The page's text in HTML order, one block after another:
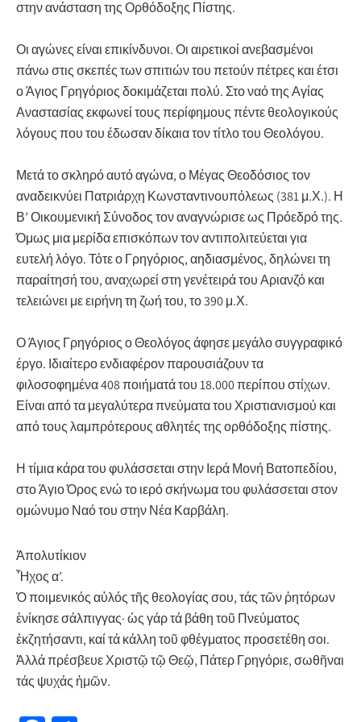
στην ανάσταση της Ορθόδοξης Πίστης.
Οι αγώνες είναι επικίνδυνοι. Οι αιρετικοί ανεβασμένοι
πάνω στις σκεπές των σπιτιών του πετούν πέτρες και έτσι
ο Άγιος Γρηγόριος δοκιμάζεται πολύ. Στο ναό της Αγίας
Αναστασίας εκφωνεί τους περίφημους πέντε θεολογικούς
λόγους που του έδωσαν δίκαια τον τίτλο του Θεολόγου.
Μετά το σκληρό αυτό αγώνα, ο Μέγας Θεοδόσιος τον
αναδεικνύει Πατριάρχη Κωνσταντινουπόλεως (381 μ.Χ.). Η
Β’ Οικουμενική Σύνοδος τον αναγνώρισε ως Πρόεδρό της.
Όμως μια μερίδα επισκόπων τον αντιπολιτεύεται για
ευτελή λόγο. Τότε ο Γρηγόριος, αηδιασμένος, δηλώνει τη
παραίτησή του, αναχωρεί στη γενέτειρά του Αριανζό και
τελειώνει με ειρήνη τη ζωή του, το 390 μ.Χ.
Ο Άγιος Γρηγόριος ο Θεολόγος άφησε μεγάλο συγγραφικό
έργο. Ιδιαίτερο ενδιαφέρον παρουσιάζουν τα
φιλοσοφημένα 408 ποιήματά του 18.000 περίπου στίχων.
Είναι από τα μεγαλύτερα πνεύματα του Χριστιανισμού και
από τους λαμπρότερους αθλητές της ορθόδοξης πίστης.
Η τίμια κάρα του φυλάσσεται στην Ιερά Μονή Βατοπεδίου,
στο Άγιο Όρος ενώ το ιερό σκήνωμα του φυλάσσεται στον
ομώνυμο Ναό του στην Νέα Καρβάλη.
Ἀπολυτίκιον
Ἦχος α’.
Ὁ ποιμενικός αὐλός τῆς θεολογίας σου, τάς τῶν ῥητόρων
ἐνίκησε σάλπιγγας· ὡς γάρ τά βάθη τοῦ Πνεύματος
ἐκζητήσαντι, καί τά κάλλη τοῦ φθέγματος προσετέθη σοι.
Ἀλλά πρέσβευε Χριστῷ τῷ Θεῷ, Πάτερ Γρηγόριε, σωθῆναι
τάς ψυχάς ἡμῶν.